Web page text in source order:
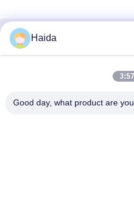
Contatto rapido
Digital, distretto di
Haida
Good day, what product are